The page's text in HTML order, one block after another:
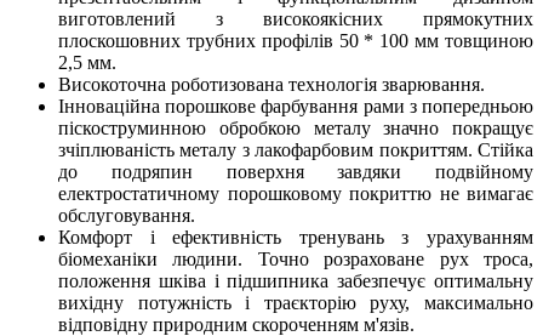
виготовлений з високоякісних прямокутних
плоскошовних трубних профілів 50 * 100 мм товщиною
2,5 мм.
Високоточна роботизована технологія зварювання.
Інноваційна порошкове фарбування рами з попередньою
піскоструминною обробкою металу значно покращує
зчіплюваність металу з лакофарбовим покриттям. Стійка
до подряпин поверхня завдяки подвійному
електростатичному порошковому покриттю не вимагає
обслуговування.
Комфорт і ефективність тренувань з урахуванням
біомеханіки людини. Точно розраховане рух троса,
положення шківа і підшипника забезпечує оптимальну
вихідну потужність і траєкторію руху, максимально
відповідну природним скороченням м'язів.